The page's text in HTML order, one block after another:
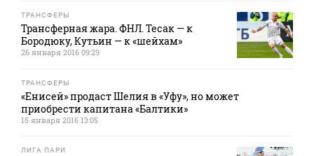
ТРАНСФЕРЫ
Трансферная жара. ФНЛ. Тесак — к
Бородюку, Кутьин — к «шейхам»
26 января 2016 09:29
ТРАНСФЕРЫ
«Енисей» продаст Шелия в «Уфу», но может
приобрести капитана «Балтики»
15 января 2016 13:05
ЛИГА ПАРИ